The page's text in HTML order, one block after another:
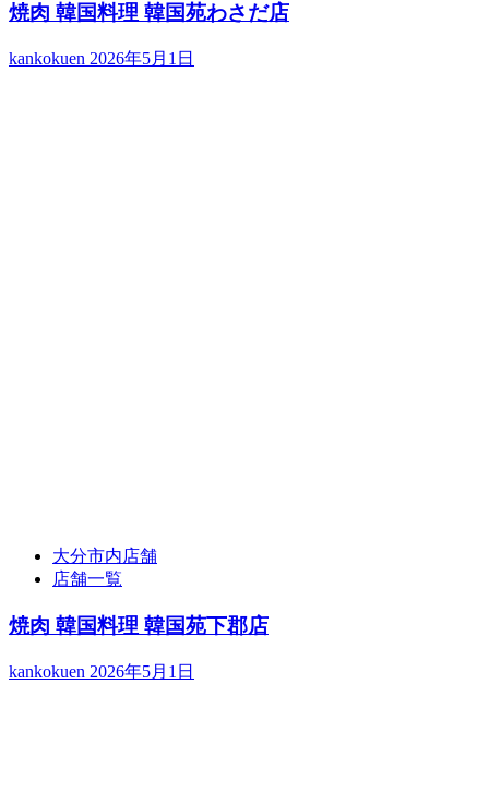
焼肉 韓国料理 韓国苑わさだ店
kankokuen 2026年5月1日
大分市内店舗
店舗一覧
焼肉 韓国料理 韓国苑下郡店
kankokuen 2026年5月1日